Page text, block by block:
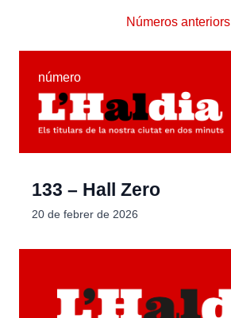
Números anteriors
número
133 – Hall Zero
20 de febrer de 2026